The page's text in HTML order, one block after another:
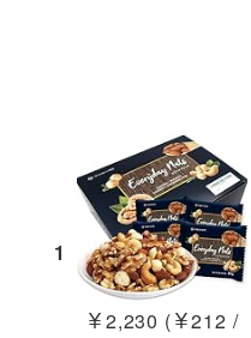
1
￥2,230 (￥212 /